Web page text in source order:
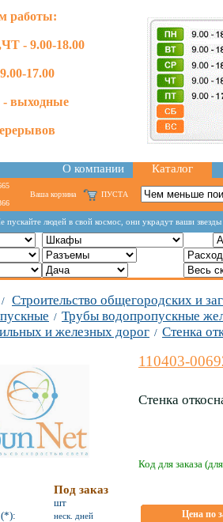
работы:
- 9.00-18.00
17.00
выходные
О компании Каталог
Ваша корзина ПУСТА
пускайте людей в свой космос, они украдут ваши звезды
/ Строительство общегородских и
/ Трубы водопропускные
и железных дорог / Стенка
110403-
Стенка
Код для заказа
Под заказ
шт
(*):
неск. дней Цена по